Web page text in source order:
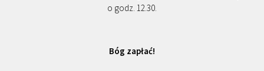
o godz. 12.30.
Bóg zapłać!